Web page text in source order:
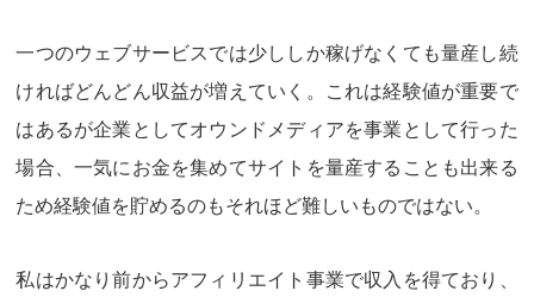
一つのウェブサービスでは少ししか稼げなくても量産し続
ければどんどん収益が増えていく。これは経験値が重要で
はあるが企業としてオウンドメディアを事業として行った
場合、一気にお金を集めてサイトを量産することも出来る
ため経験値を貯めるのもそれほど難しいものではない。
私はかなり前からアフィリエイト事業で収入を得ており、